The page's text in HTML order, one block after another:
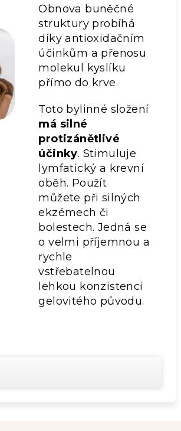
Obnova buněčné
struktury probíhá
díky antioxidačním
účinkům a přenosu
molekul kyslíku
přímo do krve.
Toto bylinné složení
má silné
protizánětlivé
účinky. Stimuluje
lymfatický a krevní
oběh. Použít
můžete při silných
ekzémech či
bolestech. Jedná se
o velmi příjemnou a
rychle
vstřebatelnou
lehkou konzistenci
gelovitého původu.